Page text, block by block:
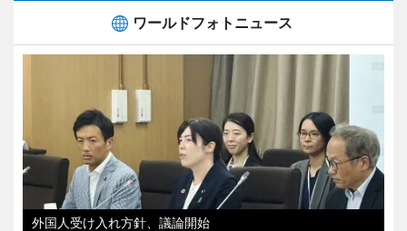
ワールドフォトニュース
外国人受け入れ方針、議論開始